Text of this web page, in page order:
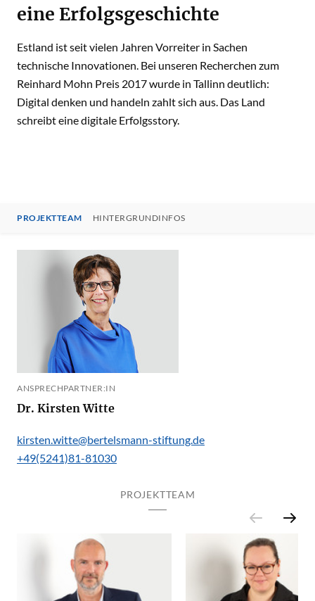
eine Erfolgsgeschichte
Estland ist seit vielen Jahren Vorreiter in Sachen
technische Innovationen. Bei unseren Recherchen zum
Reinhard Mohn Preis 2017 wurde in Tallinn deutlich:
Digital denken und handeln zahlt sich aus. Das Land
schreibt eine digitale Erfolgsstory.
PROJEKTTEAM HINTERGRUNDINFOS
ANSPRECHPARTNER:IN
Dr. Kirsten Witte
kirsten.witte@bertelsmann-stiftung.de
+49(5241)81-81030
PROJEKTTEAM